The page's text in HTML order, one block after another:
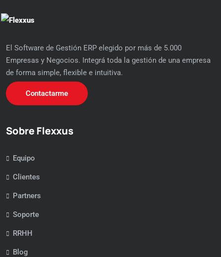
El Software de Gestión ERP elegido por más de 5.000
Empresas y Negocios. Integrá toda la gestión de una empresa
de forma simple, flexible e intuitiva.
Contactarme
Sobre Flexxus
Equipo
Clientes
Partners
Soporte
RRHH
Blog